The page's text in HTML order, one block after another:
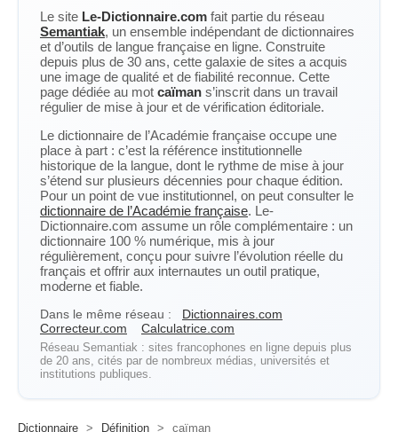
Le site Le-Dictionnaire.com fait partie du réseau
Semantiak, un ensemble indépendant de dictionnaires
et d’outils de langue française en ligne. Construite
depuis plus de 30 ans, cette galaxie de sites a acquis
une image de qualité et de fiabilité reconnue. Cette
page dédiée au mot caïman s’inscrit dans un travail
régulier de mise à jour et de vérification éditoriale.
Le dictionnaire de l’Académie française occupe une
place à part : c’est la référence institutionnelle
historique de la langue, dont le rythme de mise à jour
s’étend sur plusieurs décennies pour chaque édition.
Pour un point de vue institutionnel, on peut consulter le
dictionnaire de l’Académie française. Le-
Dictionnaire.com assume un rôle complémentaire : un
dictionnaire 100 % numérique, mis à jour
régulièrement, conçu pour suivre l’évolution réelle du
français et offrir aux internautes un outil pratique,
moderne et fiable.
Dans le même réseau :
Dictionnaires.com
Correcteur.com
Calculatrice.com
Réseau Semantiak : sites francophones en ligne depuis plus
de 20 ans, cités par de nombreux médias, universités et
institutions publiques.
Dictionnaire > Définition > caïman